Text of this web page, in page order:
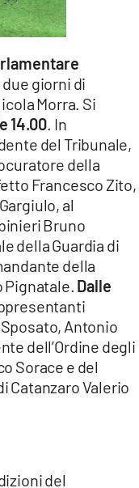
due giorni di
Morra. Si
14.00 . In
del Tribunale,
della
Francesco Zito,
al
Bruno
della Guardia di
della
Dalle
Antonio
dell’Ordine degli
Sorace e del
Catanzaro Valerio
del